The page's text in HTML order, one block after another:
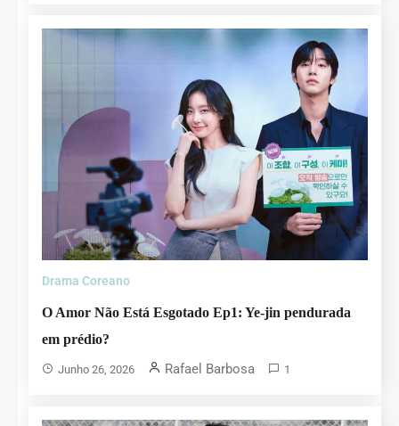
Drama Coreano
O Amor Não Está Esgotado Ep1: Ye-jin pendurada
em prédio?
Junho 26, 2026 Rafael Barbosa 1